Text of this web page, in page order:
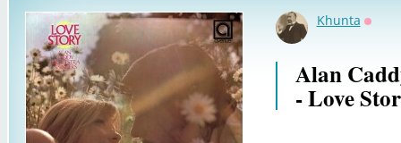
Khunta
Alan
- Love